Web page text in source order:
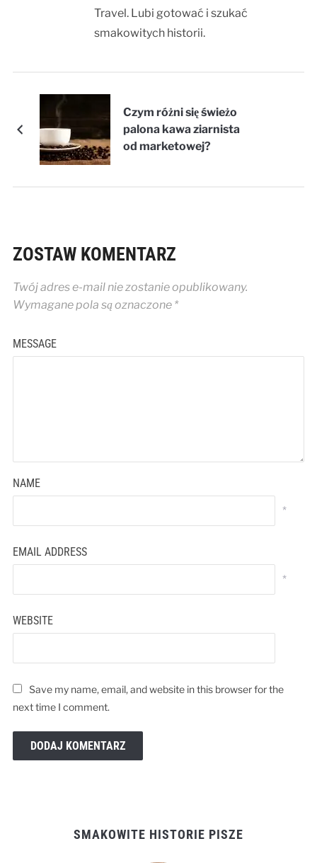
Travel. Lubi gotować i szukać
smakowitych historii.
Czym różni się świeżo
palona kawa ziarnista
od marketowej?
ZOSTAW KOMENTARZ
Twój adres e-mail nie zostanie opublikowany.
Wymagane pola są oznaczone *
MESSAGE
NAME
*
EMAIL ADDRESS
*
WEBSITE
Save my name, email, and website in this browser for the
next time I comment.
SMAKOWITE HISTORIE PISZE